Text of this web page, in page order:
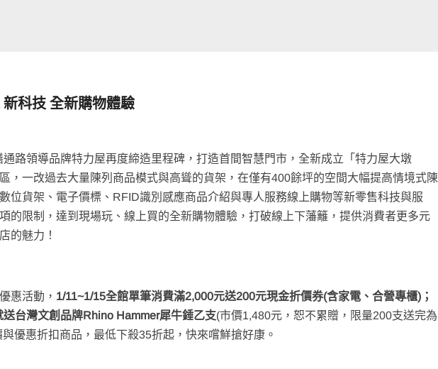
科技 全新購物體驗
路領導品牌特力屋再度締造里程碑，打造首間智慧門市，全新成立「特力屋大墩
，一改過去大量陳列商品模式與高聳的貨架，在僅有400餘坪的空間大幅提高情境式陳
位貨架、電子價標、RFID識別感應商品介紹與專人服務線上購物等新零售科技與服
的限制，達到現場玩、線上買的全新購物體驗，打破線上下藩籬，提供消費者更多元
的魅力！
惠活動， 1/11~1/15全館單筆消費滿2,000元送200元現金折價券(含家電、合營專櫃)；
台灣文創品牌Rhino Hammer犀牛錘乙支(市價1,480元，恕不累贈，限量200支送完為
優惠折扣商品，最低下殺35折起，快來嚐鮮搶好康。